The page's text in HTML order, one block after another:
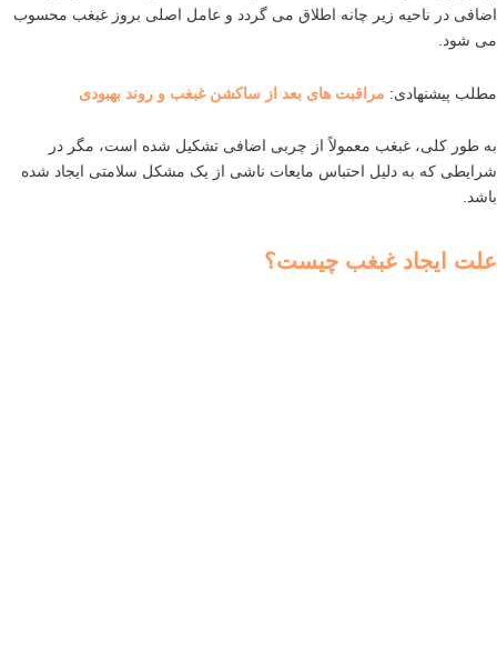
اضافی در ناحیه زیر چانه اطلاق می گردد و عامل اصلی بروز غبغب محسوب
می شود.
مطلب پیشنهادی: مراقبت های بعد از ساکشن غبغب و روند بهبودی
به طور کلی، غبغب معمولاً از چربی اضافی تشکیل شده است، مگر در
شرایطی که به دلیل احتباس مایعات ناشی از یک مشکل سلامتی ایجاد شده
باشد.
علت ایجاد غبغب چیست؟